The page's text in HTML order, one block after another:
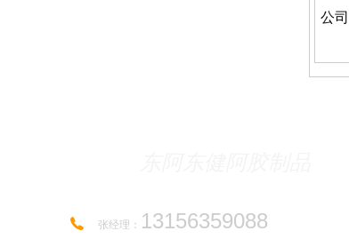
公
张经理： 13156359088